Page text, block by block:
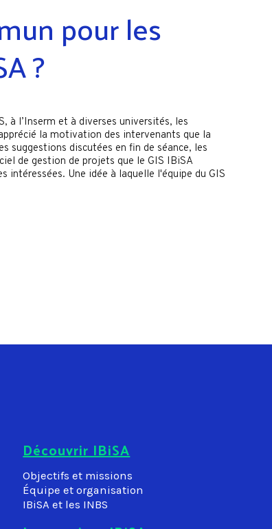
pour les
?
à l’Inserm et à diverses universités, les
la motivation des intervenants que la
suggestions discutées en fin de séance, les
de gestion de projets que le GIS IBiSA
Une idée à laquelle l'équipe du GIS
Découvrir IBiSA
Objectifs et missions
Équipe et organisation
IBiSA et les INBS